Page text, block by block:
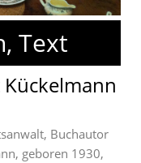
Text
Buchautor
geboren 1930,